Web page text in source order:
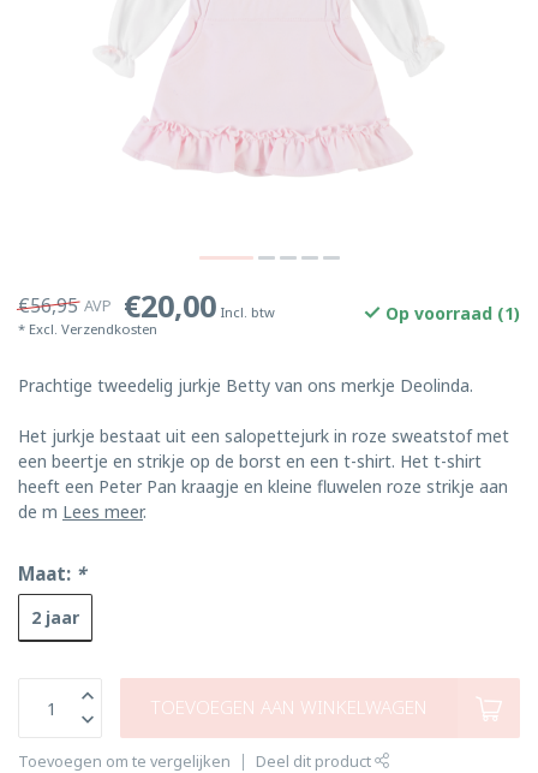
€56,95 AVP €20,00 Incl. btw
* Excl. Verzendkosten
Op voorraad (1)
Prachtige tweedelig jurkje Betty van ons merkje Deolinda.
Het jurkje bestaat uit een salopettejurk in roze sweatstof met
een beertje en strikje op de borst en een t-shirt. Het t-shirt
heeft een Peter Pan kraagje en kleine fluwelen roze strikje aan
de m Lees meer.
Maat: *
2 jaar
TOEVOEGEN AAN WINKELWAGEN
Toevoegen om te vergelijken Deel dit product